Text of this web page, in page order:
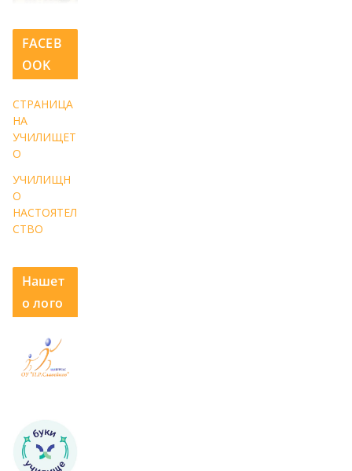
FACEB
OOK
СТРАНИЦА
НА
УЧИЛИЩЕТ
О
УЧИЛИЩН
О
НАСТОЯТЕЛ
СТВО
Нашет
о лого